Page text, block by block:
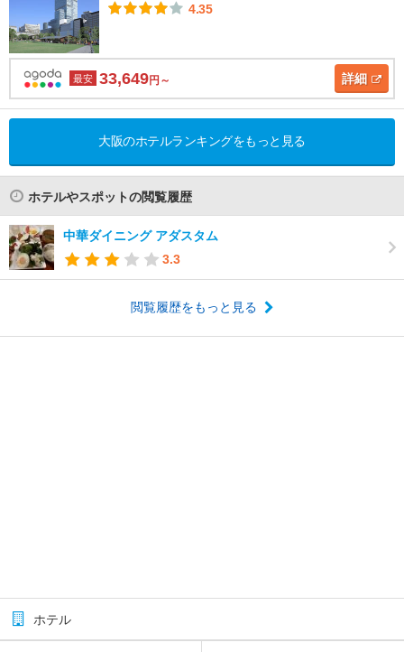
4.35
最安 33,649円～ 詳細
大阪のホテルランキングをもっと見る
ホテルやスポットの閲覧履歴
中華ダイニング アダスタム
3.3
閲覧履歴をもっと見る
ホテル